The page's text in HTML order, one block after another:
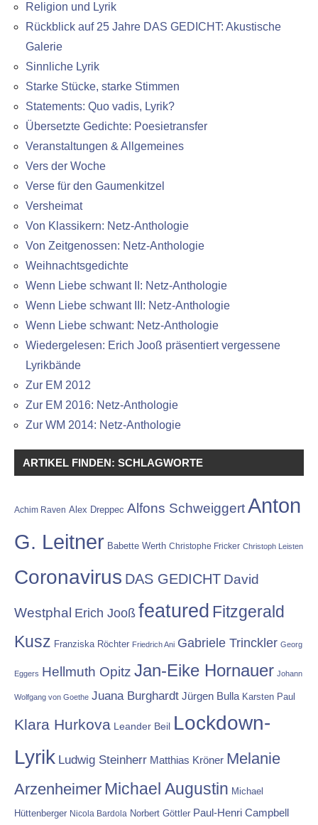
Religion und Lyrik
Rückblick auf 25 Jahre DAS GEDICHT: Akustische
Galerie
Sinnliche Lyrik
Starke Stücke, starke Stimmen
Statements: Quo vadis, Lyrik?
Übersetzte Gedichte: Poesietransfer
Veranstaltungen & Allgemeines
Vers der Woche
Verse für den Gaumenkitzel
Versheimat
Von Klassikern: Netz-Anthologie
Von Zeitgenossen: Netz-Anthologie
Weihnachtsgedichte
Wenn Liebe schwant II: Netz-Anthologie
Wenn Liebe schwant III: Netz-Anthologie
Wenn Liebe schwant: Netz-Anthologie
Wiedergelesen: Erich Jooß präsentiert vergessene
Lyrikbände
Zur EM 2012
Zur EM 2016: Netz-Anthologie
Zur WM 2014: Netz-Anthologie
ARTIKEL FINDEN: SCHLAGWORTE
Achim Raven Alex Dreppec Alfons SchweiggertAnton
G. Leitner Babette Werth Christophe Fricker Christoph Leisten
Coronavirus DAS GEDICHT David
Westphal Erich Jooß featured Fitzgerald
Kusz Franziska Röchter Friedrich Ani Gabriele Trinckler Georg
Eggers Hellmuth Opitz Jan-Eike Hornauer Johann
Wolfgang von Goethe Juana Burghardt Jürgen Bulla Karsten Paul
Klara Hurkova Leander Beil Lockdown-
Lyrik Ludwig Steinherr Matthias Kröner Melanie
Arzenheimer Michael Augustin Michael
Hüttenberger Nicola Bardola Norbert Göttler Paul-Henri Campbell